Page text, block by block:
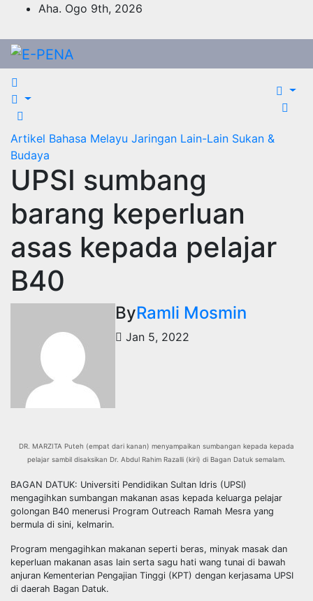
content
Aha. Ogo 9th, 2026
Artikel Bahasa Melayu Jaringan Lain-Lain Sukan &
Budaya
UPSI sumbang
barang keperluan
asas kepada pelajar
B40
ByRamli Mosmin
Jan 5, 2022
DR. MARZITA Puteh (empat dari kanan) menyampaikan sumbangan kepada kepada
pelajar sambil disaksikan Dr. Abdul Rahim Razalli (kiri) di Bagan Datuk semalam.
BAGAN DATUK: Universiti Pendidikan Sultan Idris (UPSI)
mengagihkan sumbangan makanan asas kepada keluarga pelajar
golongan B40 menerusi Program Outreach Ramah Mesra yang
bermula di sini, kelmarin.
Program mengagihkan makanan seperti beras, minyak masak dan
keperluan makanan asas lain serta sagu hati wang tunai di bawah
anjuran Kementerian Pengajian Tinggi (KPT) dengan kerjasama UPSI
di daerah Bagan Datuk.